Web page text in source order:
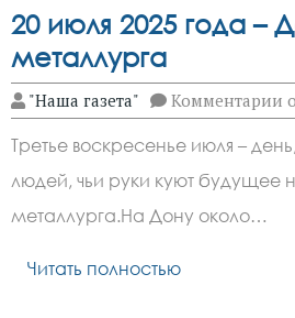
20 июля 2025 года –
металлурга
"Наша газета" Комментарии к
Третье воскресенье июля –
людей, чьи руки куют будущее
металлурга.На Дону около…
Читать полностью